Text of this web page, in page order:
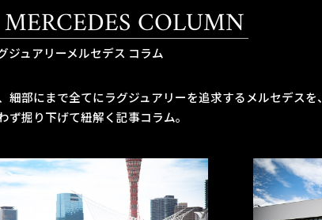
COLUMN
ジュアリーメルセデス コラム
部にまで全てにラグジュアリーを追求するメルセデスを、
ず掘り下げて紐解く記事コラム。